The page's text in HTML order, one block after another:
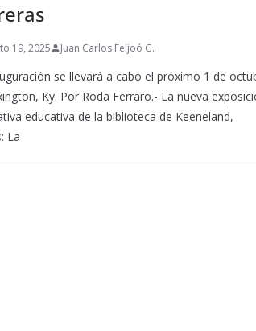
19, 2025 Juan Carlos Feijoó G.
se llevarà a cabo el próximo 1 de
Ky. Por Roda Ferraro.- La nueva
educativa de la biblioteca de Keeneland,
La